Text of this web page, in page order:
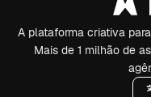
A plataforma criativa
Mais de 1 milhão de